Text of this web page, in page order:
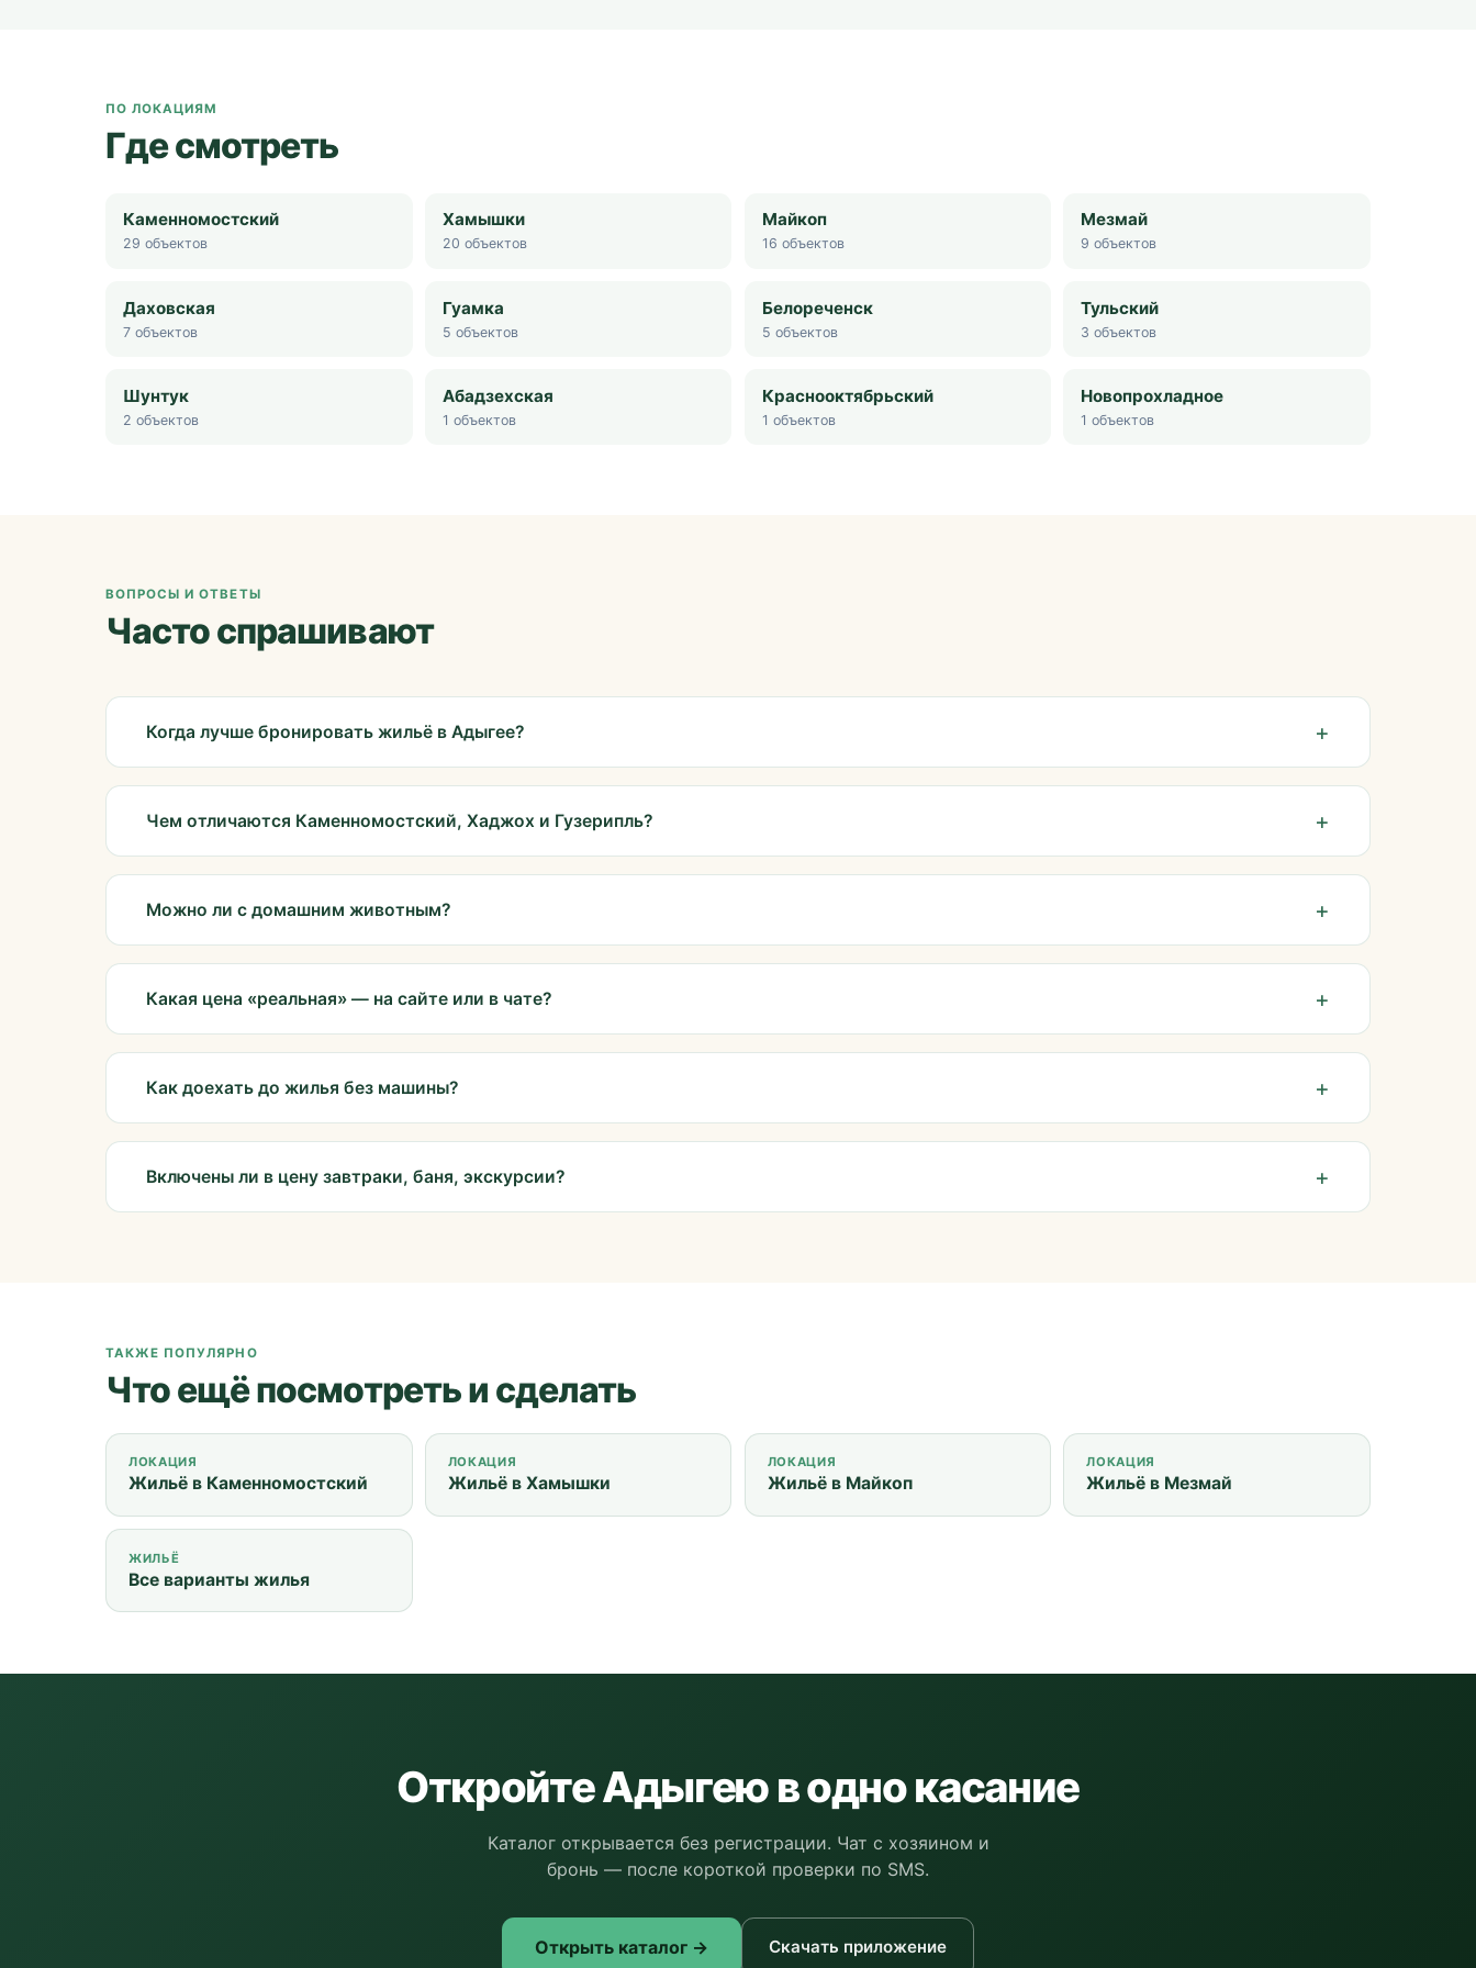
ПО ЛОКАЦИЯМ
Где смотреть
Каменномостский
29 объектов
Хамышки
20 объектов
Майкоп
16 объектов
Мезмай
9 объектов
Даховская
7 объектов
Гуамка
5 объектов
Белореченск
5 объектов
Тульский
3 объектов
Шунтук
2 объектов
Абадзехская
1 объектов
Краснооктябрьский
1 объектов
Новопрохладное
1 объектов
ВОПРОСЫ И ОТВЕТЫ
Часто спрашивают
Когда лучше бронировать жильё в Адыгее?
Чем отличаются Каменномостский, Хаджох и Гузерипль?
Можно ли с домашним животным?
Какая цена «реальная» — на сайте или в чате?
Как доехать до жилья без машины?
Включены ли в цену завтраки, баня, экскурсии?
ТАКЖЕ ПОПУЛЯРНО
Что ещё посмотреть и сделать
ЛОКАЦИЯ
Жильё в Каменномостский
ЛОКАЦИЯ
Жильё в Хамышки
ЛОКАЦИЯ
Жильё в Майкоп
ЛОКАЦИЯ
Жильё в Мезмай
ЖИЛЬЁ
Все варианты жилья
Откройте Адыгею в одно касание
Каталог открывается без регистрации. Чат с хозяином и
бронь — после короткой проверки по SMS.
Открыть каталог → Скачать приложение